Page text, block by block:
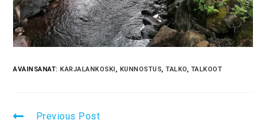
AVAINSANAT: KARJALANKOSKI , KUNNOSTUS, TALKO, TALKOOT
Previous Post